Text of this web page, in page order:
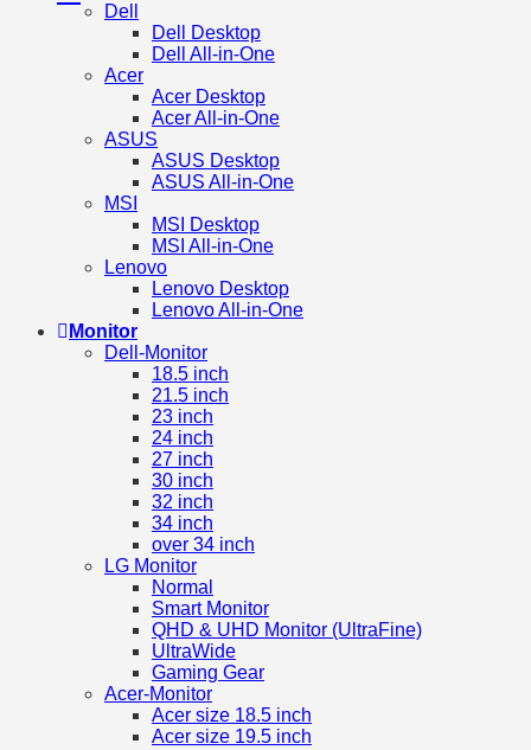
Dell
Dell Desktop
Dell All-in-One
Acer
Acer Desktop
Acer All-in-One
ASUS
ASUS Desktop
ASUS All-in-One
MSI
MSI Desktop
MSI All-in-One
Lenovo
Lenovo Desktop
Lenovo All-in-One
Monitor
Dell-Monitor
18.5 inch
21.5 inch
23 inch
24 inch
27 inch
30 inch
32 inch
34 inch
over 34 inch
LG Monitor
Normal
Smart Monitor
QHD & UHD Monitor (UltraFine)
UltraWide
Gaming Gear
Acer-Monitor
Acer size 18.5 inch
Acer size 19.5 inch